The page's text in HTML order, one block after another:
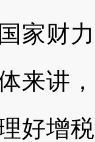
家财
来讲
好增